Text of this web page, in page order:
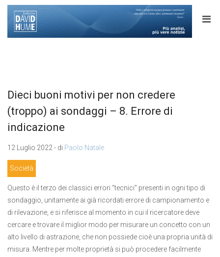
Dieci buoni motivi per non credere
(troppo) ai sondaggi – 8. Errore di
indicazione
12 Luglio 2022 - di Paolo Natale
Società
Questo è il terzo dei classici errori “tecnici” presenti in ogni tipo di
sondaggio, unitamente ai già ricordati errore di campionamento e
di rilevazione, e si riferisce al momento in cui il ricercatore deve
cercare e trovare il miglior modo per misurare un concetto con un
alto livello di astrazione, che non possiede cioè una propria unità di
misura. Mentre per molte proprietà si può procedere facilmente